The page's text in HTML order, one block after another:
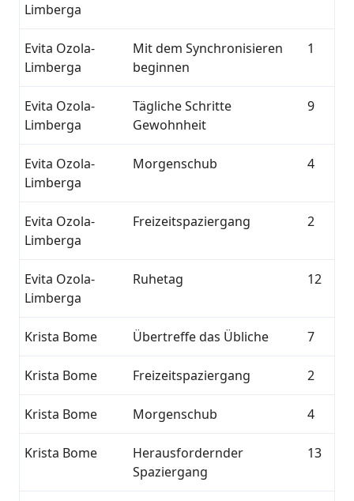
Limberga
Evita Ozola-
Limberga
Mit dem Synchronisieren
beginnen
1
Evita Ozola-
Limberga
Tägliche Schritte
Gewohnheit
9
Evita Ozola-
Limberga
Morgenschub 4
Evita Ozola-
Limberga
Freizeitspaziergang 2
Evita Ozola-
Limberga
Ruhetag 12
Krista Bome Übertreffe das Übliche 7
Krista Bome Freizeitspaziergang 2
Krista Bome Morgenschub 4
Krista Bome
Herausfordernder
Spaziergang
13